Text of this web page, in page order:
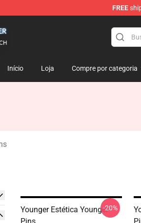
FREE
Início Loja Compre por categoria
Younger Estética Younger-20%